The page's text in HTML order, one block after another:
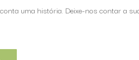
uma história. Deixe-nos contar a